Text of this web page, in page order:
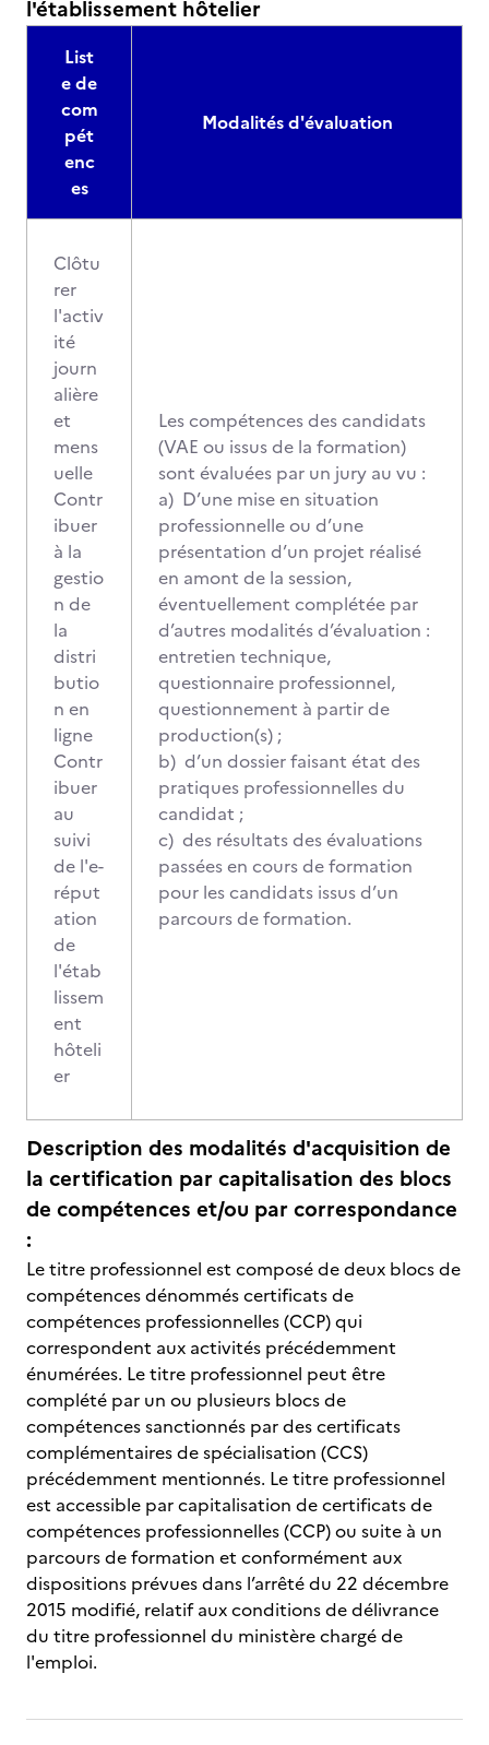
l'établissement hôtelier
List
e de
com
pét
enc
es
Modalités d'évaluation
Clôtu
rer
l'activ
ité
journ
alière
et
mens
uelle
Contr
ibuer
à la
gestio
n de
la
distri
butio
n en
ligne
Contr
ibuer
au
suivi
de l'e-
réput
ation
de
l'étab
lissem
ent
hôteli
er
Les compétences des candidats
(VAE ou issus de la formation)
sont évaluées par un jury au vu :
a) D’une mise en situation
professionnelle ou d’une
présentation d’un projet réalisé
en amont de la session,
éventuellement complétée par
d’autres modalités d’évaluation :
entretien technique,
questionnaire professionnel,
questionnement à partir de
production(s) ;
b) d’un dossier faisant état des
pratiques professionnelles du
candidat ;
c) des résultats des évaluations
passées en cours de formation
pour les candidats issus d’un
parcours de formation.
Description des modalités d'acquisition de
la certification par capitalisation des blocs
de compétences et/ou par correspondance
:
Le titre professionnel est composé de deux blocs de
compétences dénommés certificats de
compétences professionnelles (CCP) qui
correspondent aux activités précédemment
énumérées. Le titre professionnel peut être
complété par un ou plusieurs blocs de
compétences sanctionnés par des certificats
complémentaires de spécialisation (CCS)
précédemment mentionnés. Le titre professionnel
est accessible par capitalisation de certificats de
compétences professionnelles (CCP) ou suite à un
parcours de formation et conformément aux
dispositions prévues dans l’arrêté du 22 décembre
2015 modifié, relatif aux conditions de délivrance
du titre professionnel du ministère chargé de
l'emploi.